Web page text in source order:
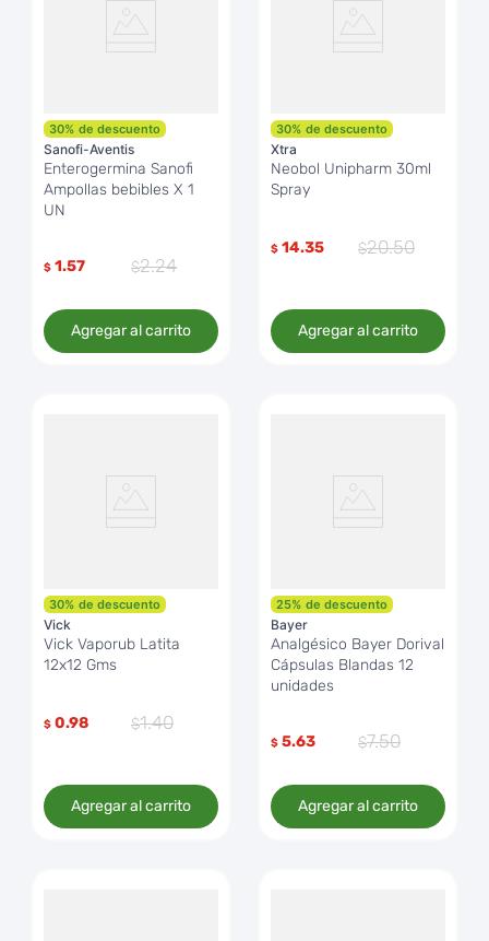
30% de descuento
Sanofi-Aventis
Enterogermina Sanofi
Ampollas bebibles X 1
UN
$ 1.57 2.24
Agregar al carrito
30% de descuento
Xtra
Neobol Unipharm 30ml
Spray
$ 14.35 20.50
Agregar al carrito
30% de descuento
Vick
Vick Vaporub Latita
12x12 Gms
$ 0.98 1.40
Agregar al carrito
25% de descuento
Bayer
Analgésico Bayer Dorival
Cápsulas Blandas 12
unidades
$ 5.63 7.50
Agregar al carrito